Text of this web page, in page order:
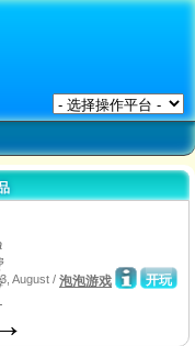
开玩
August / 泡泡游戏